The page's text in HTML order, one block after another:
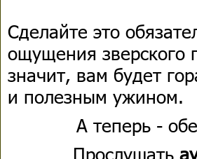
Сделайте это
ощущения зверского
значит, вам будет
и полезным ужином.
А теперь -
Прослушать